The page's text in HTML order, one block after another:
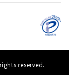
reserved.